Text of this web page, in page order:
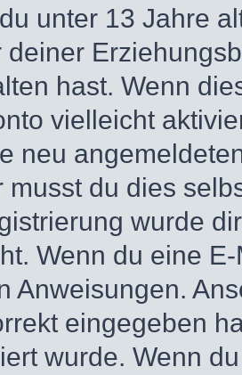
unter 13 Jahre
deiner
hast. Wenn
vielleicht
neu
musst du dies
wurde
Wenn du eine
Anweisungen.
eingegeben
wurde. Wenn